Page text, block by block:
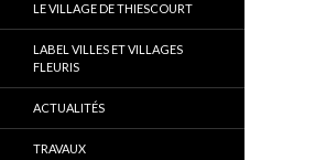
Thiescourt (Oise)
LE VILLAGE DE THIESCOURT
LABEL VILLES ET VILLAGES
FLEURIS
ACTUALITÉS
TRAVAUX